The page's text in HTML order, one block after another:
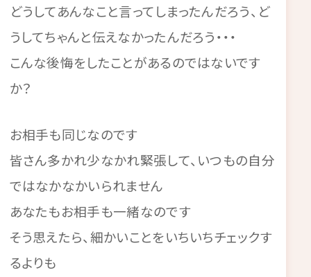
どうしてあんなこと言ってしまったんだろう、ど
うしてちゃんと伝えなかったんだろう・・・
こんな後悔をしたことがあるのではないです
か？
お相手も同じなのです
皆さん多かれ少なかれ緊張して、いつもの自分
ではなかなかいられません
あなたもお相手も一緒なのです
そう思えたら、細かいことをいちいちチェックす
るよりも